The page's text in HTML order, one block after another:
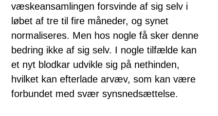
væskeansamlingen forsvinde af sig selv i
løbet af tre til fire måneder, og synet
normaliseres. Men hos nogle få sker denne
bedring ikke af sig selv. I nogle tilfælde kan
et nyt blodkar udvikle sig på nethinden,
hvilket kan efterlade arvæv, som kan være
forbundet med svær synsnedsættelse.